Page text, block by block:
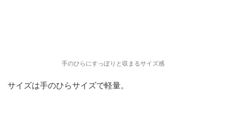
手のひらにすっぽりと収まるサイズ感
サイズは手のひらサイズで軽量。